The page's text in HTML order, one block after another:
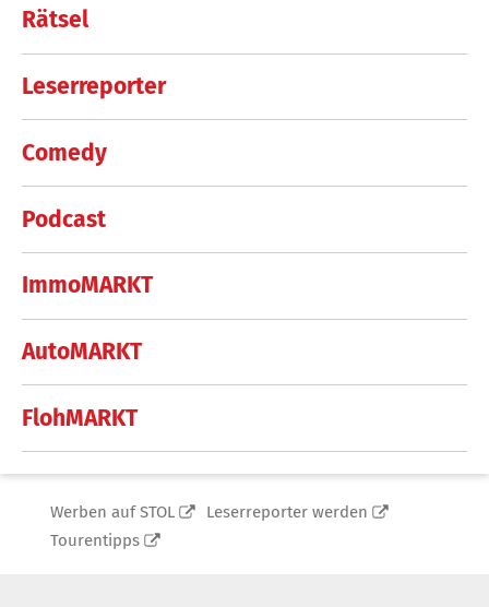
Rätsel
Leserreporter
Comedy
Podcast
ImmoMARKT
AutoMARKT
FlohMARKT
Werben auf STOL
Leserreporter werden
Tourentipps